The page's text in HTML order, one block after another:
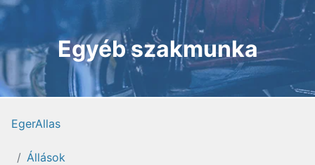
Egyéb szakmunka
EgerAllas
Állások